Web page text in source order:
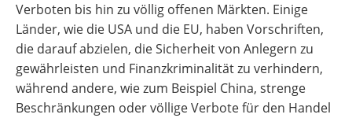
Verboten bis hin zu völlig offenen Märkten. Einige
Länder, wie die USA und die EU, haben Vorschriften,
die darauf abzielen, die Sicherheit von Anlegern zu
gewährleisten und Finanzkriminalität zu verhindern,
während andere, wie zum Beispiel China, strenge
Beschränkungen oder völlige Verbote für den Handel